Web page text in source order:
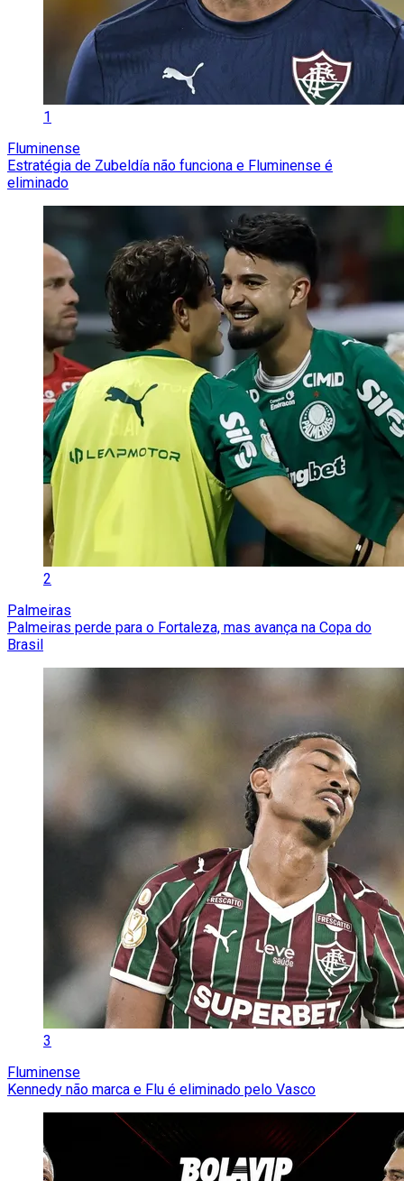
1
Fluminense
Estratégia de Zubeldía não funciona e Fluminense é
eliminado
2
Palmeiras
Palmeiras perde para o Fortaleza, mas avança na Copa do
Brasil
3
Fluminense
Kennedy não marca e Flu é eliminado pelo Vasco